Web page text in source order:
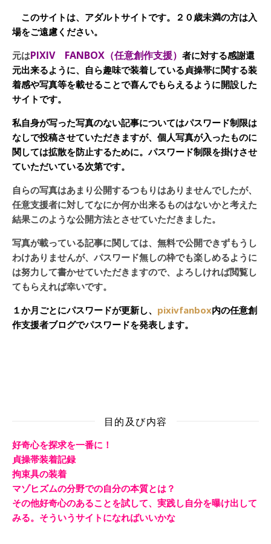
このサイトは、アダルトサイトです。２０歳未満の方は入
場をご遠慮ください。
元はPIXIV FANBOX（任意創作支援） 者に対する感謝還
元出来るように、自ら趣味で装着している貞操帯に関する装
着感や写真等を載せることで喜んでもらえるように開設した
サイトです。
私自身が写った写真のない記事についてはパスワード制限は
なしで投稿させていただきますが、個人写真が入ったものに
関しては拡散を防止するために。パスワード制限を掛けさせ
ていただいている次第です。
自らの写真はあまり公開するつもりはありませんでしたが、
任意支援者に対してなにか何か出来るものはないかと考えた
結果このような公開方法とさせていただきました。
写真が載っている記事に関しては、無料で公開できずもうし
わけありませんが、パスワード無しの枠でも楽しめるように
は努力して書かせていただきますので、よろしければ閲覧し
てもらえれば幸いです。
１か月ごとにパスワードが更新し、 pixivfanbox内の任意創
作支援者ブログでパスワードを発表します。
目的及び内容
好奇心を探求を一番に！
貞操帯装着記録
拘束具の装着
マゾヒズムの分野での自分の本質とは？
その他好奇心のあることを試して、実践し自分を曝け出して
みる。そういうサイトになればいいかな